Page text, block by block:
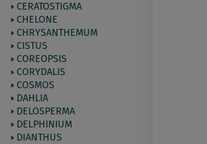
CERATOSTIGMA
CHELONE
CHRYSANTHEMUM
CISTUS
COREOPSIS
CORYDALIS
COSMOS
DAHLIA
DELOSPERMA
DELPHINIUM
DIANTHUS